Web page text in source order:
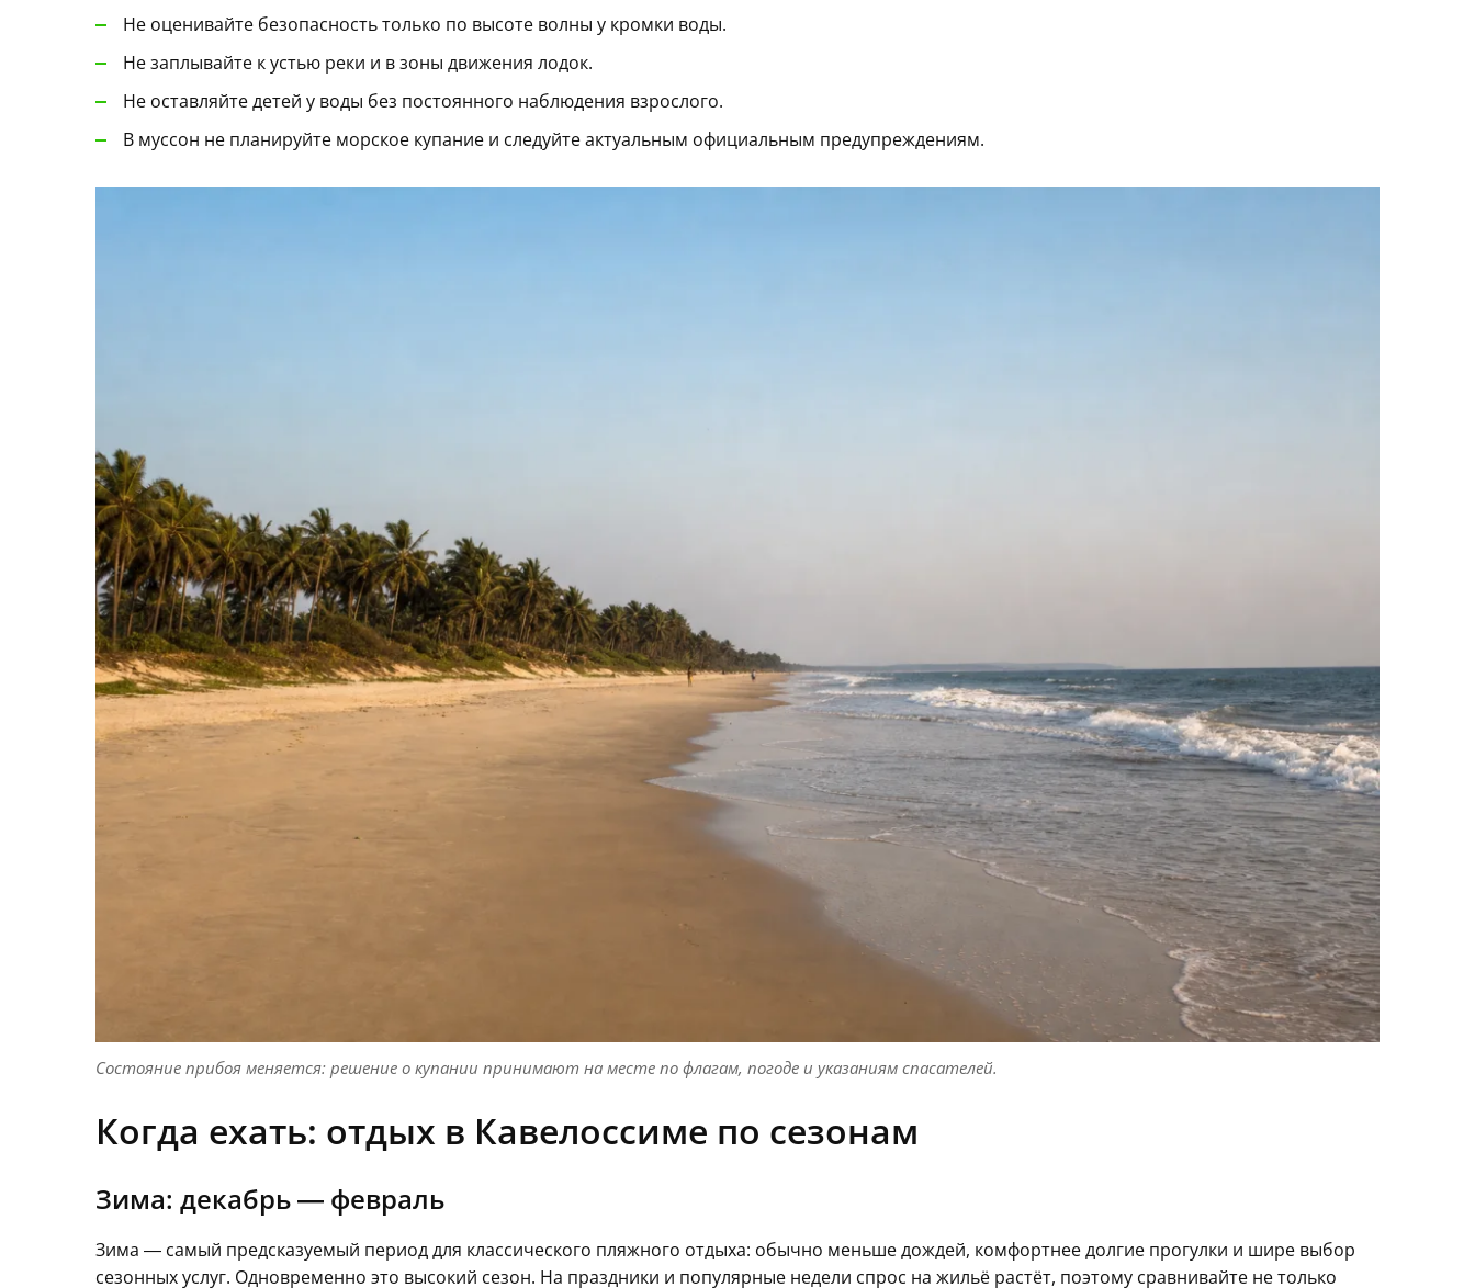
Не оценивайте безопасность только по высоте волны у кромки воды.
Не заплывайте к устью реки и в зоны движения лодок.
Не оставляйте детей у воды без постоянного наблюдения взрослого.
В муссон не планируйте морское купание и следуйте актуальным официальным предупреждениям.
Состояние прибоя меняется: решение о купании принимают на месте по флагам, погоде и указаниям спасателей.
Когда ехать: отдых в Кавелоссиме по сезонам
Зима: декабрь — февраль
Зима — самый предсказуемый период для классического пляжного отдыха: обычно меньше дождей, комфортнее долгие прогулки и шире выбор
сезонных услуг. Одновременно это высокий сезон. На праздники и популярные недели спрос на жильё растёт, поэтому сравнивайте не только